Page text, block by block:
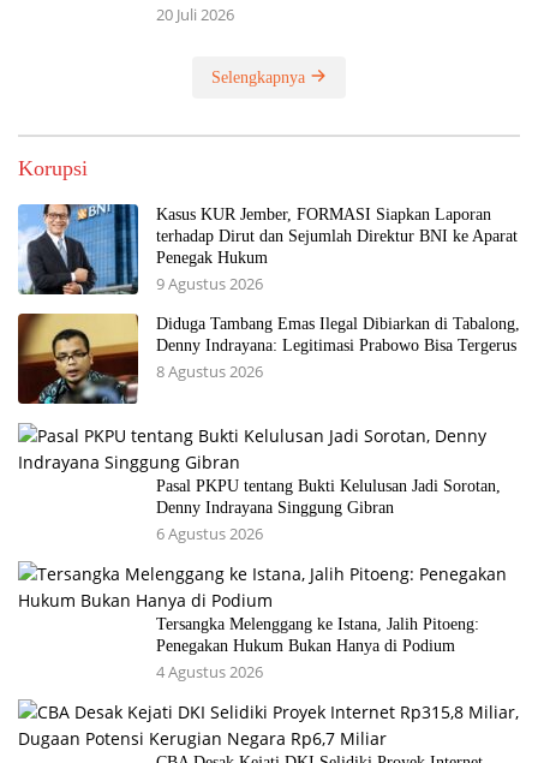
20 Juli 2026
Selengkapnya
Korupsi
Kasus KUR Jember, FORMASI Siapkan Laporan
terhadap Dirut dan Sejumlah Direktur BNI ke Aparat
Penegak Hukum
9 Agustus 2026
Diduga Tambang Emas Ilegal Dibiarkan di Tabalong,
Denny Indrayana: Legitimasi Prabowo Bisa Tergerus
8 Agustus 2026
Pasal PKPU tentang Bukti Kelulusan Jadi Sorotan,
Denny Indrayana Singgung Gibran
6 Agustus 2026
Tersangka Melenggang ke Istana, Jalih Pitoeng:
Penegakan Hukum Bukan Hanya di Podium
4 Agustus 2026